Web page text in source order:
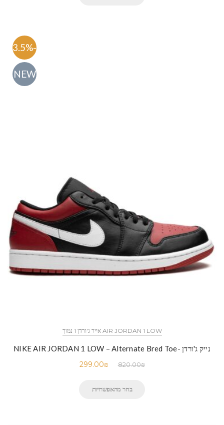
-63.5%
NEW
AIR JORDAN 1 LOW אייר ג'ורדן 1 נמוך
נייק ג'ורדן -NIKE AIR JORDAN 1 LOW – Alternate Bred Toe
820.00₪
299.00₪
בחר מהאפשרויות